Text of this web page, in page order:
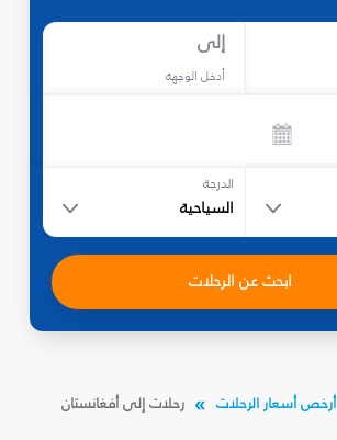
إلى
أدخل الوجهة
الدرجة
السياحية
ابحث عن الرحلات
أرخص أسعار الرحلات رحلات إلى أفغانستان